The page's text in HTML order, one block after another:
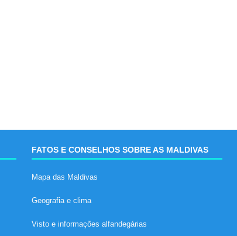
FATOS E CONSELHOS SOBRE AS MALDIVAS
Mapa das Maldivas
Geografia e clima
Visto e informações alfandegárias